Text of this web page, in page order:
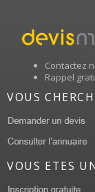
Contactez
Rappel
VOUS
VOUS ETES